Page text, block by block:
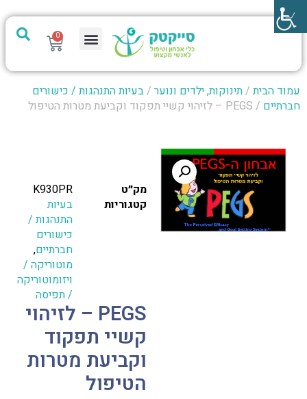
0
עמוד הבית/תינוקות, ילדים ונוער /בעיות התנהגות / כישורים
חברתיים / PEGS – לזיהוי קשיי תפקוד וקביעת מטרות הטיפול
מק״ט
K930PR
קטגוריות
בעיות
התנהגות /
כישורים
חברתיים,
מוטוריקה /
ויזומוטוריקה
/ תפיסה
PEGS – לזיהוי
קשיי תפקוד
וקביעת מטרות
הטיפול